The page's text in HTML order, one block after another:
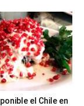
el Chile en